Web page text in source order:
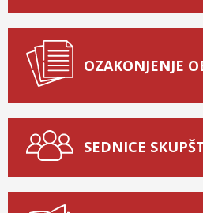
OZAKONJENJE
SEDNICE